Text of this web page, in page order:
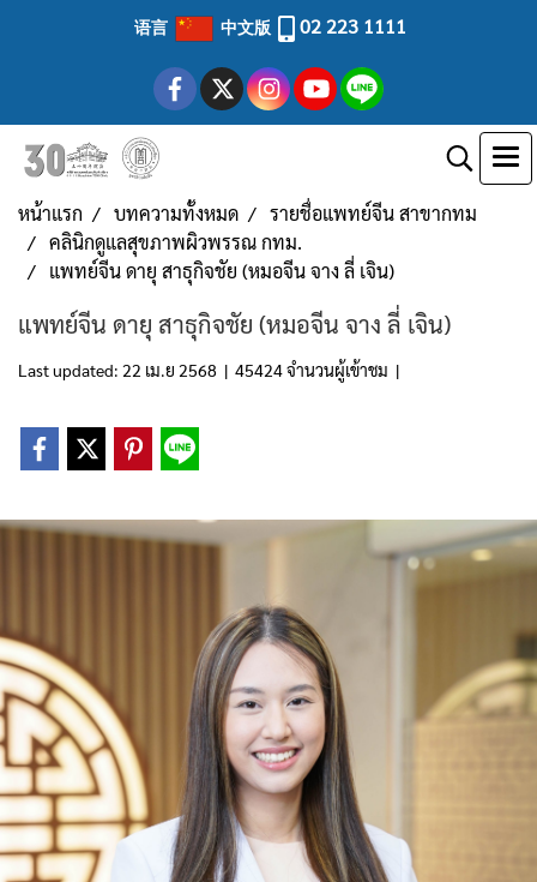
语言 中文版 02 223 1111
หน้าแรก บทความทั้งหมด
รายชื่อแพทย์จีน สาขากทม
คลินิกดูแลสุขภาพผิวพรรณ กทม.
แพทย์จีน ดายุ สาธุกิจชัย (หมอจีน จาง ลี่ เจิน)
แพทย์จีน ดายุ สาธุกิจชัย (หมอจีน จาง ลี่ เจิน)
Last updated: 22 เม.ย 2568 | 45424 จำนวนผู้เข้าชม |